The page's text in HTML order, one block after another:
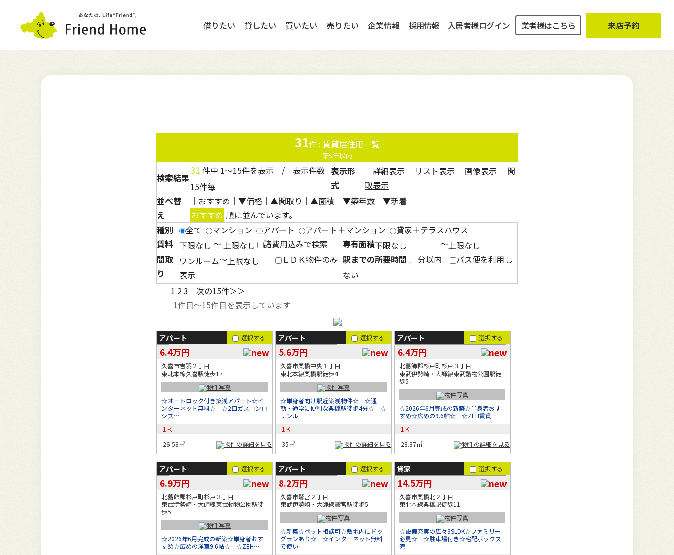
借りたい 貸したい
セミナー情報
買いたい
売却相談
売りたい 企業情報 採用情報 入居者様ログイン 業者様はこちら 来店予約
31件 : 賃貸居住用一覧
築5年以内
検索結果
31 件中 1～15件を表示 / 表示件数 表示形
式
｜ 詳細表示 ｜ リスト表示 ｜画像表示 ｜ 間
取表示 ｜
並べ替
え
｜おすすめ ｜ ▼価格 ｜ ▲間取り ｜ ▲面積 ｜ ▼築年数 ｜ ▼新着 ｜
おすすめ 順に並んでいます。
種別
全て マンション アパート アパート＋マンション
貸家＋テラスハウス
賃料
～ 諸費用込みで検索 専有面積
～
間取
り
～
ＬＤＫ物件のみ
表示
駅までの所要時間 分以内
バス便を利用し
ない
1 23
次の15件＞＞
1件目～15件目を表示しています
アパート 選択する
6.4万円
久喜市吉羽２丁目
東北本線久喜駅徒歩17
☆オートロック付き築浅アパート☆イ
ンターネット無料☆ ☆2口ガスコンロ
シス…
1Ｋ
26.58㎡
アパート 選択する
5.6万円
久喜市栗橋中央１丁目
東北本線栗橋駅徒歩4
☆単身者向け駅近築浅物件☆ ☆通
勤・通学に便利な栗橋駅徒歩4分☆ ☆
サンル…
1Ｋ
35㎡
アパート 選択する
6.4万円
北葛飾郡杉戸町杉戸３丁目
東武伊勢崎・大師線東武動物公園駅徒
歩5
☆2026年6月完成の新築☆単身者おす
すめ☆広めの9.6帖☆ ☆ZEH賃貸…
1Ｋ
28.87㎡
アパート 選択する
6.9万円
北葛飾郡杉戸町杉戸３丁目
東武伊勢崎・大師線東武動物公園駅徒
歩5
☆2026年6月完成の新築☆単身者おす
すめ☆広めの洋室9.6帖☆ ☆ZEH…
アパート 選択する
8.2万円
久喜市鷲宮２丁目
東武伊勢崎・大師線鷲宮駅徒歩5
☆新築☆ペット相談可☆敷地内にドッ
グランあり☆ ☆インターネット無料
で使い…
貸家 選択する
14.5万円
久喜市栗橋北２丁目
東北本線栗橋駅徒歩11
☆設備充実の広々3SLDK☆ファミリー
必見☆ ☆駐車場付き☆宅配ボックス
完…